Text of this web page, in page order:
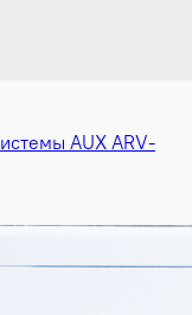
AUX ARV-